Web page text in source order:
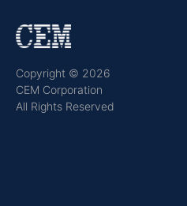
Copyright © 2026
CEM Corporation
All Rights Reserved